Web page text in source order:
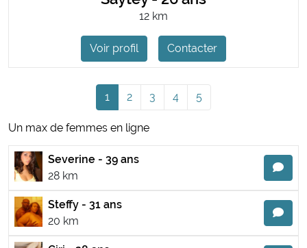
12 km
Voir profil Contacter
1 2 3 4 5
Un max de femmes en ligne
Severine - 39 ans
28 km
Steffy - 31 ans
20 km